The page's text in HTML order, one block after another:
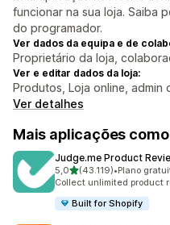
funcionar na sua loja. Saiba
do programador.
Ver dados da equipa e de
Proprietário da loja,
Ver e editar dados da loja:
Produtos, Loja online, admin
Ver detalhes
Mais aplicações
Judge.me Product
5,0de 5 estrelas
(43.119)
43119 total de avaliações
•Plano
Collect unlimited product
Built for Shopify